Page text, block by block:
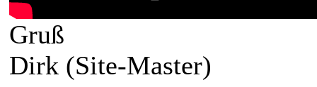
Gruß
Dirk (Site-Master)